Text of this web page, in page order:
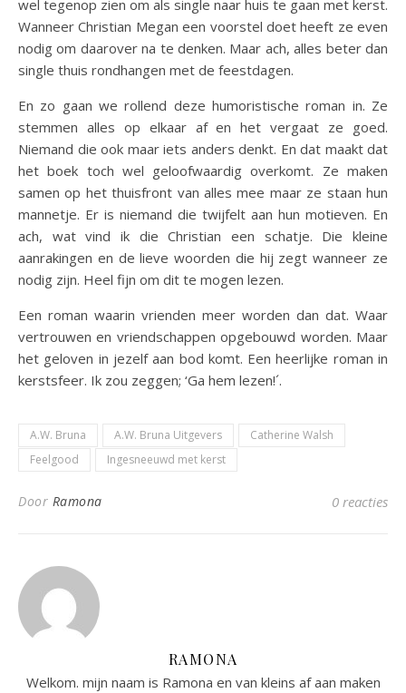
wel tegenop zien om als single naar huis te gaan met kerst.
Wanneer Christian Megan een voorstel doet heeft ze even
nodig om daarover na te denken. Maar ach, alles beter dan
single thuis rondhangen met de feestdagen.
En zo gaan we rollend deze humoristische roman in. Ze
stemmen alles op elkaar af en het vergaat ze goed.
Niemand die ook maar iets anders denkt. En dat maakt dat
het boek toch wel geloofwaardig overkomt. Ze maken
samen op het thuisfront van alles mee maar ze staan hun
mannetje. Er is niemand die twijfelt aan hun motieven. En
ach, wat vind ik die Christian een schatje. Die kleine
aanrakingen en de lieve woorden die hij zegt wanneer ze
nodig zijn. Heel fijn om dit te mogen lezen.
Een roman waarin vrienden meer worden dan dat. Waar
vertrouwen en vriendschappen opgebouwd worden. Maar
het geloven in jezelf aan bod komt. Een heerlijke roman in
kerstsfeer. Ik zou zeggen; ‘Ga hem lezen!´.
A.W. Bruna A.W. Bruna Uitgevers
Catherine Walsh
Feelgood
Ingesneeuwd met kerst
Door Ramona 0 reacties
RAMONA
Welkom. mijn naam is Ramona en van kleins af aan maken